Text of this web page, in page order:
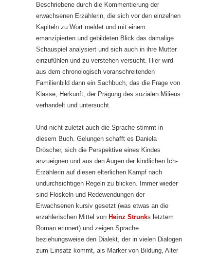
Beschriebene durch die Kommentierung der
erwachsenen Erzählerin, die sich vor den einzelnen
Kapiteln zu Wort meldet und mit einem
emanzipierten und gebildeten Blick das damalige
Schauspiel analysiert und sich auch in ihre Mutter
einzufühlen und zu verstehen versucht. Hier wird
aus dem chronologisch voranschreitenden
Familienbild dann ein Sachbuch, das die Frage von
Klasse, Herkunft, der Prägung des sozialen Milieus
verhandelt und untersucht.
Und nicht zuletzt auch die Sprache stimmt in
diesem Buch. Gelungen schafft es Daniela
Dröscher, sich die Perspektive eines Kindes
anzueignen und aus den Augen der kindlichen Ich-
Erzählerin auf diesen elterlichen Kampf nach
undurchsichtigen Regeln zu blicken. Immer wieder
sind Floskeln und Redewendungen der
Erwachsenen kursiv gesetzt (was etwas an die
erzählerischen Mittel von Heinz Strunks letztem
Roman erinnert) und zeigen Sprache
beziehungsweise den Dialekt, der in vielen Dialogen
zum Einsatz kommt, als Marker von Bildung, Alter